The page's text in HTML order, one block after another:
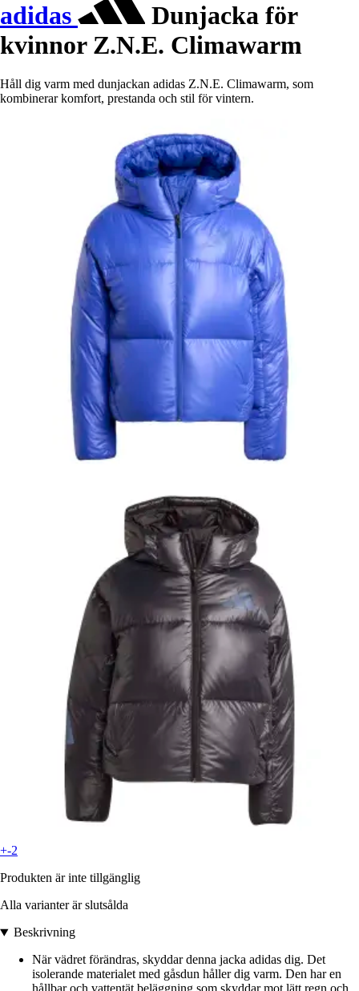
adidas
Dunjacka för
kvinnor Z.N.E. Climawarm
Håll dig varm med dunjackan adidas Z.N.E. Climawarm, som
kombinerar komfort, prestanda och stil för vintern.
+-2
Produkten är inte tillgänglig
Alla varianter är slutsålda
Beskrivning
När vädret förändras, skyddar denna jacka adidas dig. Det
isolerande materialet med gåsdun håller dig varm. Den har en